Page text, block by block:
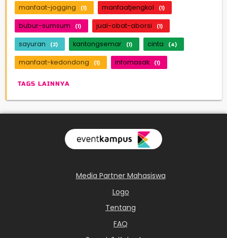
manfaat-jogging (1) manfaatjengkol (1)
bubur-sumsum (1) jual-obat-aborsi (1)
sayuran (2) kantongsemar (1) cinta (4)
manfaat-kedondong (1) infomasak (1)
TAGS LAINNYA
Media Partner Mahasiswa
Logo
Tentang
FAQ